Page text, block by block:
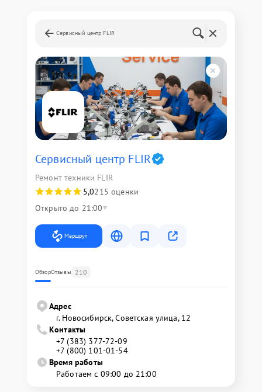
Сервисный центр FLIR
Сервисный центр FLIR
Ремонт техники FLIR
5,0215 оценки
Открыто до 21:00
Маршрут
ОбзорОтзывы 210
Адрес
г. Новосибирск, Советская улица, 12
Контакты
+7 (383) 377-72-09
+7 (800) 101-01-54
Время работы
Работаем с 09:00 до 21:00